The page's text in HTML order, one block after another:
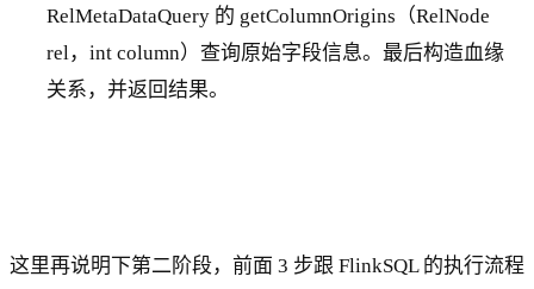
RelMetaDataQuery 的 getColumnOrigins（RelNode
rel，int column）查询原始字段信息。最后构造血缘
关系，并返回结果。
这里再说明下第二阶段，前面 3 步跟 FlinkSQL 的执行流程